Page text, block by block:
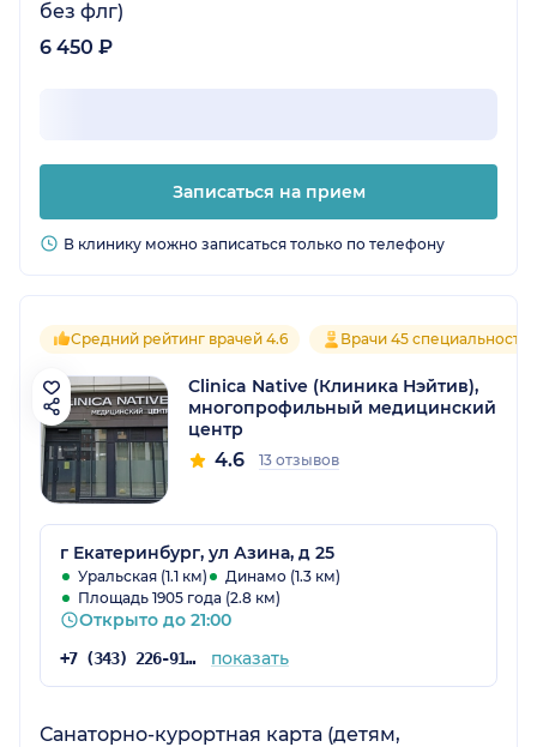
без флг)
6 450 ₽
Записаться на прием
В клинику можно записаться только по телефону
Средний рейтинг врачей 4.6 Врачи 45
Clinica Native (Клиника Нэйтив),
многопрофильный медицинский
центр
4.6 13 отзывов
г Екатеринбург, ул Азина, д 25
Уральская (1.1 км)
Динамо (1.3 км)
Площадь 1905 года (2.8 км)
Открыто до 21:00
+7 (343) 226-91-70 показать
Санаторно-курортная карта (детям,